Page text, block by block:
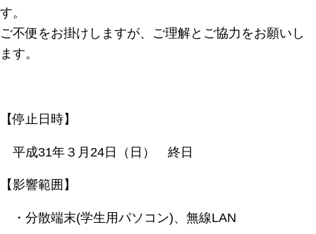
す。
ご不便をお掛けしますが、ご理解とご協力をお願いし
ます。
【停止日時】
平成31年３月24日（日） 終日
【影響範囲】
・分散端末(学生用パソコン)、無線LAN